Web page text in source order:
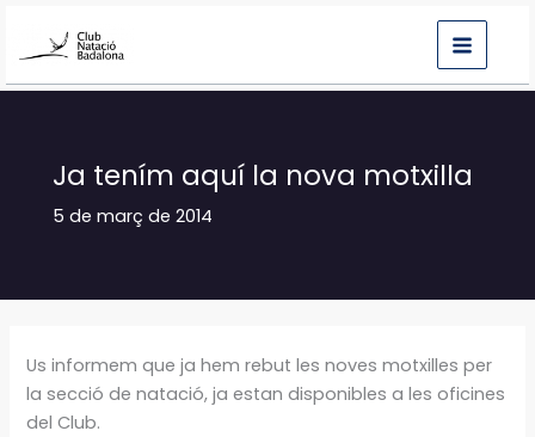
Ja tením aquí la nova motxilla
5 de març de 2014
Us informem que ja hem rebut les noves motxilles per
la secció de natació, ja estan disponibles a les oficines
del Club.